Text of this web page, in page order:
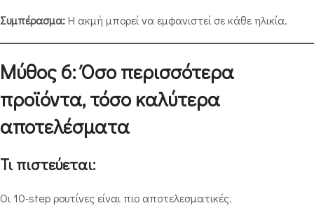
Συμπέρασμα:Η ακμή μπορεί να εμφανιστεί σε κάθε ηλικία.
Μύθος 6: Όσο περισσότερα
προϊόντα, τόσο καλύτερα
αποτελέσματα
Τι πιστεύεται:
Οι 10-step ρουτίνες είναι πιο αποτελεσματικές.